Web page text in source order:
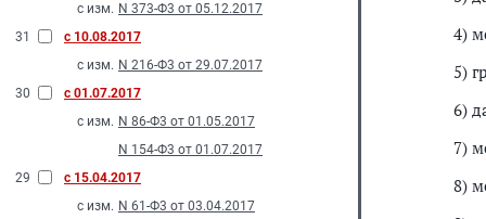
с изм. N 373-Ф3 от 05.12.2017
31
с 10.08.2017
с изм. N 216-Ф3 от 29.07.2017
30
с 01.07.2017
с изм. N 86-Ф3 от 01.05.2017
N 154-Ф3 от 01.07.2017
29
с 15.04.2017
с изм. N 61-Ф3 от 03.04.2017
4)
5)
6)
7)
8)